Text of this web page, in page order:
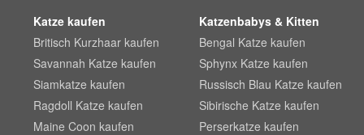
Katze kaufen
Britisch Kurzhaar kaufen
Savannah Katze kaufen
Siamkatze kaufen
Ragdoll Katze kaufen
Maine Coon kaufen
Katzenbabys & Kitten
Bengal Katze kaufen
Sphynx Katze kaufen
Russisch Blau Katze kaufen
Sibirische Katze kaufen
Perserkatze kaufen